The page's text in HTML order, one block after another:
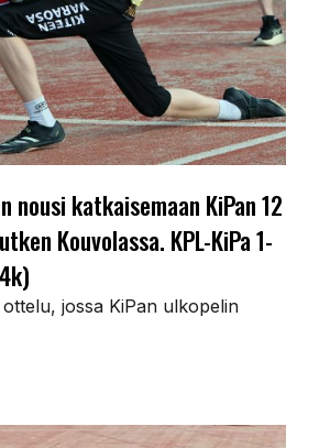
nousi katkaisemaan KiPan 12
Kouvolassa. KPL-KiPa 1-
jossa KiPan ulkopelin